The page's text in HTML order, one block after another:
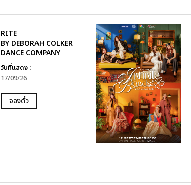
RITE
BY DEBORAH COLKER
DANCE COMPANY
วันที่แสดง :
17/09/26
จองตั๋ว